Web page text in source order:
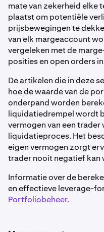
mate van zekerheid elke
plaatst om potentiële
prijsbewegingen te
van elk margeaccount
vergeleken met de
posities en open orders
De artikelen die in deze
hoe de waarde van de
onderpand worden
liquidatiedrempel wordt
vermogen van een
liquidatieproces. Het
eigen vermogen zorgt
trader nooit negatief kan
Informatie over de
en effectieve leverage-
Portfoliobeheer.